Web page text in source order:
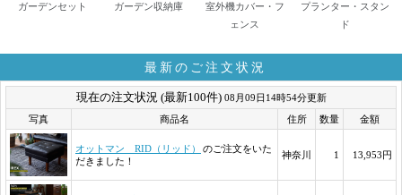
ガーデンセット ガーデン収納庫
室外機カバー・フ
ェンス
プランター・スタン
ド
最新のご注文状況